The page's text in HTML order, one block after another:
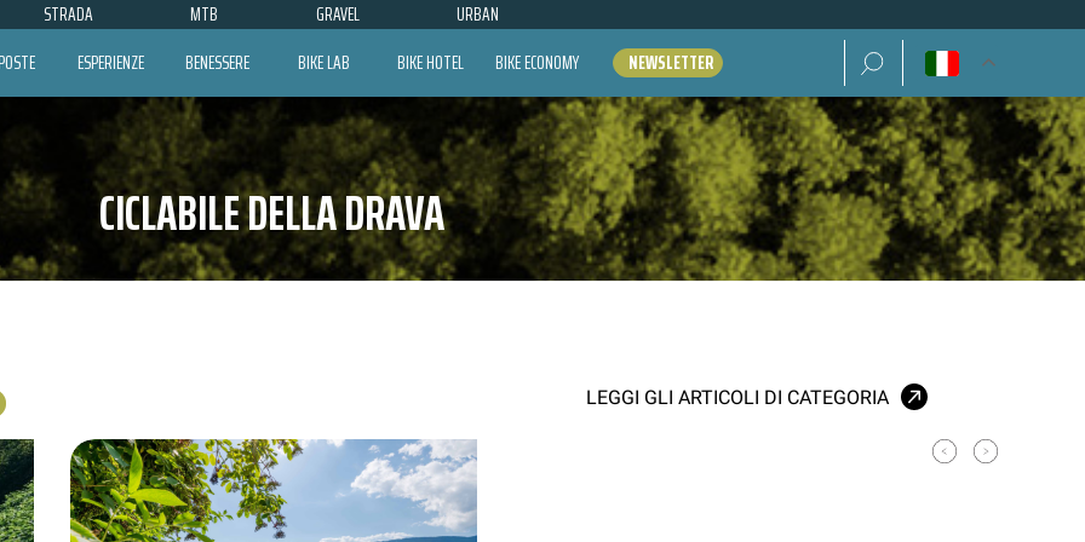
STRADA MTB GRAVEL URBAN
ESPERIENZE BENESSERE BIKE LAB BIKE HOTEL BIKE ECONOMY NEWSLETTER Ricerca per:
CICLABILE DELLA DRAVA
LEGGI GLI ARTICOLI DI CATEGORIA